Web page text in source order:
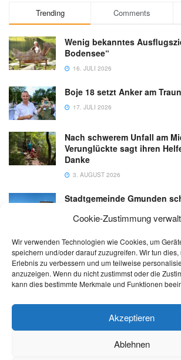
Cookie-Zustimmung
Wir verwenden Technologien wie Cookies, um
speichern und/oder darauf zuzugreifen. Wir tun
Erlebnis zu verbessern und um teilweise
anzuzeigen. Wenn du nicht zustimmst oder die
kann dies bestimmte Merkmale und Funktionen
Akzeptieren
Ablehnen
Trending Comments
Wenig bekanntes
Bodensee“
16. JULI 2026
Boje 18 setzt Anker am
17. JULI 2026
Nach schwerem Unfall am
Verunglückte sagt ihren
Danke
3. AUGUST 2026
Stadtgemeinde Gmunden
Gastronomiebetrieb an der